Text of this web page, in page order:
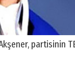
partisinin